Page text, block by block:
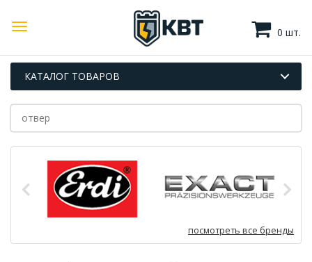
0 шт.
КАТАЛОГ ТОВАРОВ
посмотреть все бренды